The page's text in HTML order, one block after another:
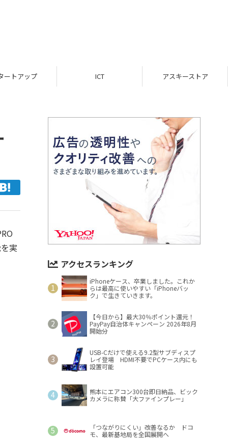
ICT アスキーストア インフォメーション
実
アクセスランキング
iPhoneケース、卒業しました。これか
らは最高に使いやすい「iPhoneバッ
ク」で生きていきます。
【今日から】最大30％ポイント還元！
PayPay自治体キャンペーン 2026年8月
開始分
USB-Cだけで使える9.2型サブディスプ
レイ登場 HDMI不要でPCケース内にも
設置可能
熊本にエアコン300台即日納品、ビック
カメラに称賛「大ファインプレー」
「つながりにくい」改善なるか ドコ
モ、最新基地局を全国展開へ